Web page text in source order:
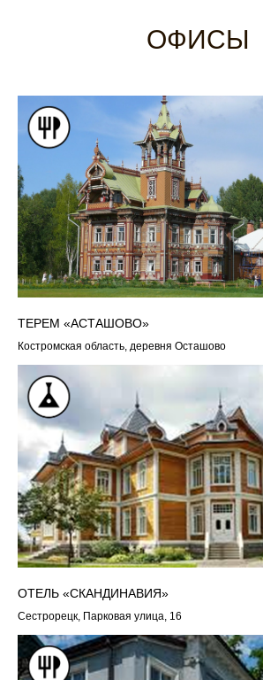
ОФИСЫ
ТЕРЕМ «АСТАШОВО»
Костромская область, деревня Осташово
ОТЕЛЬ «СКАНДИНАВИЯ»
Сестрорецк, Парковая улица, 16